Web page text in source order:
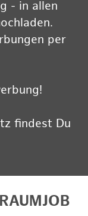
- in allen
per
findest Du